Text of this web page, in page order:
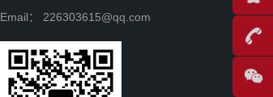
Email： 226303615@qq.com